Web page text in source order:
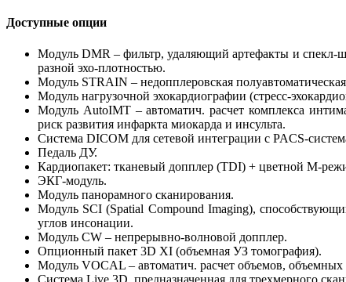
Доступные опции
Модуль DMR – фильтр, удаляющий артефакты и спекл-
разной эхо-плотностью.
Модуль STRAIN – недопплеровская
Модуль нагрузочной эхокардиографии (стресс-
Модуль AutoIMT – автоматич. расчет комплекса
риск развития инфаркта миокарда и инсульта.
Система DICOM для сетевой интеграции с PACS-
Педаль ДУ.
Кардиопакет: тканевый допплер (TDI) + цветной М-
ЭКГ-модуль.
Модуль панорамного сканирования.
Модуль SCI (Spatial Compound Imaging),
углов инсонации.
Модуль CW – непрерывно-волновой допплер.
Опционный пакет 3D XI (объемная УЗ томография).
Модуль VOCAL – автоматич. расчет объемов,
Система Live 3D, предназначенная для трехмерного